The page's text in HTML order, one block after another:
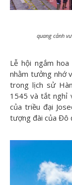
quang cảnh
Lễ hội ngắm
nhằm tưởng nhớ
trong lịch sử
1545 và tắt nghỉ
của triều đại
tượng đài của Đô